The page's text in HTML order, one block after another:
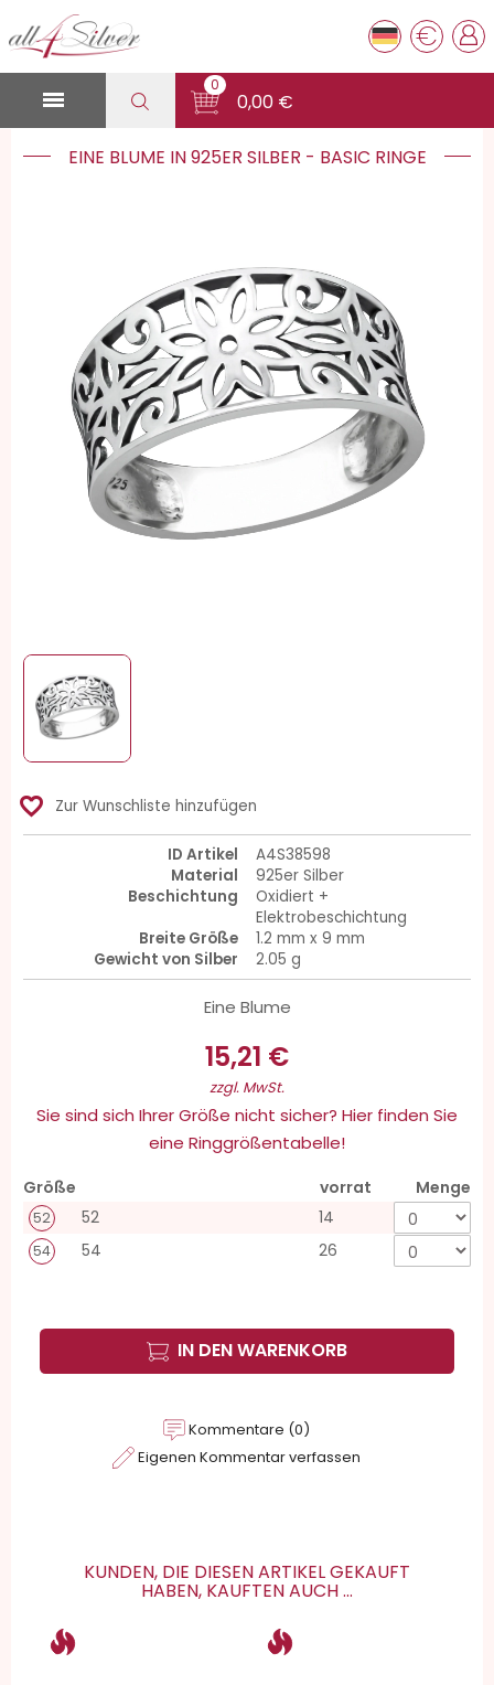
€

0
0,00 €
EINE BLUME IN 925ER SILBER - BASIC RINGE
favorite_border Zur Wunschliste hinzufügen
ID Artikel
A4S38598
Material
925er Silber
Beschichtung
Oxidiert +
Elektrobeschichtung
Breite Größe
1.2 mm x 9 mm
Gewicht von Silber
2.05 g
Eine Blume
15,21 €
zzgl. MwSt.
Sie sind sich Ihrer Größe nicht sicher? Hier finden Sie
eine Ringgrößentabelle!
Größe vorrat Menge
52 52 14
54 54 26
IN DEN WARENKORB
Kommentare (0)
Eigenen Kommentar verfassen
KUNDEN, DIE DIESEN ARTIKEL GEKAUFT
HABEN, KAUFTEN AUCH ...